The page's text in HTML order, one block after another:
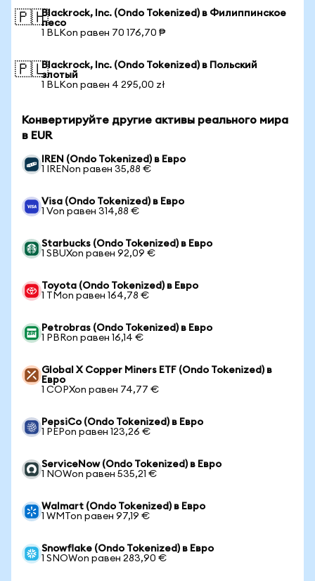
🇵🇭Blackrock, Inc. (Ondo Tokenized) в Филиппинское
песо
1 BLKon равен 70 176,70 ₱
🇵🇱Blackrock, Inc. (Ondo Tokenized) в Польский
злотый
1 BLKon равен 4 295,00 zł
Конвертируйте другие активы реального мира
в EUR
IREN (Ondo Tokenized) в Евро
1 IRENon равен 35,88 €
Visa (Ondo Tokenized) в Евро
1 Von равен 314,88 €
Starbucks (Ondo Tokenized) в Евро
1 SBUXon равен 92,09 €
Toyota (Ondo Tokenized) в Евро
1 TMon равен 164,78 €
Petrobras (Ondo Tokenized) в Евро
1 PBRon равен 16,14 €
Global X Copper Miners ETF (Ondo Tokenized) в
Евро
1 COPXon равен 74,77 €
PepsiCo (Ondo Tokenized) в Евро
1 PEPon равен 123,26 €
ServiceNow (Ondo Tokenized) в Евро
1 NOWon равен 535,21 €
Walmart (Ondo Tokenized) в Евро
1 WMTon равен 97,19 €
Snowflake (Ondo Tokenized) в Евро
1 SNOWon равен 283,90 €